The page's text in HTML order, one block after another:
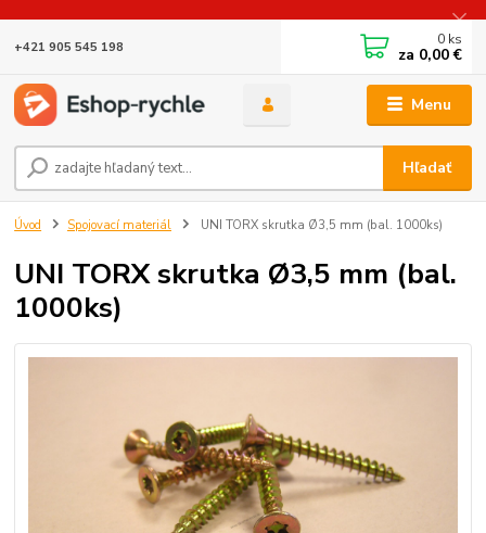
Menu
Hľadať
+421 905 545 198 0 ks
za 0,00 €
Úvod Spojovací materiál UNI TORX skrutka Ø3,5 mm (bal. 1000ks)
UNI TORX skrutka Ø3,5 mm (bal.
1000ks)